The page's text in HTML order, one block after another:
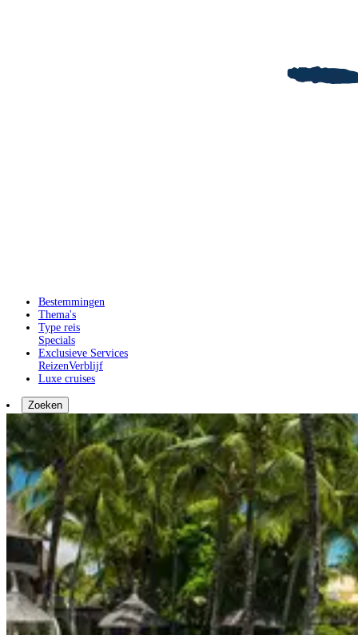
Bestemmingen
Thema's
Type reis
Specials
Exclusieve Services
ReizenVerblijf
Luxe cruises
Zoeken